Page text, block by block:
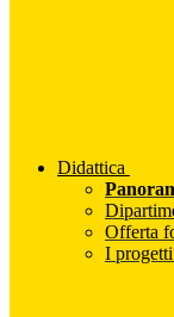
Didattica
Offerta
I